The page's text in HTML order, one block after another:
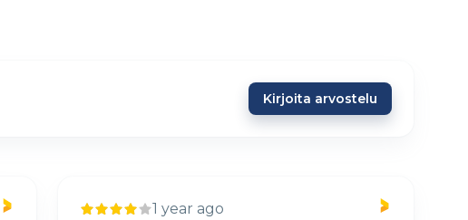
Kirjoita arvostelu
1 year ago